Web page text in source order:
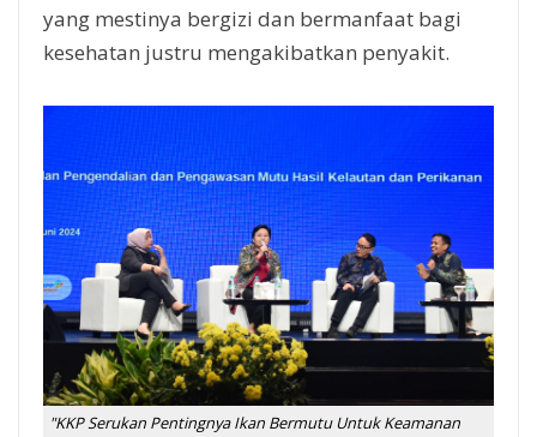
yang mestinya bergizi dan bermanfaat bagi
kesehatan justru mengakibatkan penyakit.
"KKP Serukan Pentingnya Ikan Bermutu Untuk Keamanan